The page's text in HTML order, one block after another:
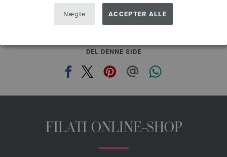
Nægte ACCEPTER ALLE
DEL DENNE SIDE
FILATI ONLINE-SHOP